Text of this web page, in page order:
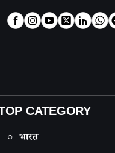
CATEGORY
○ भारत